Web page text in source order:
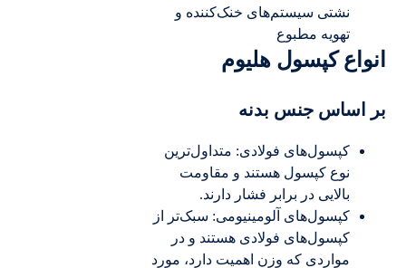
نشتی سیستم‌های خنک‌کننده و
تهویه مطبوع
انواع کپسول هلیوم
بر اساس جنس بدنه
کپسول‌های فولادی: متداول‌ترین
نوع کپسول هستند و مقاومت
بالایی در برابر فشار دارند.
کپسول‌های آلومینیومی: سبک‌تر از
کپسول‌های فولادی هستند و در
مواردی که وزن اهمیت دارد، مورد